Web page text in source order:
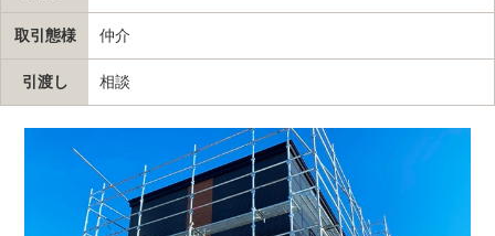
取引態様 仲介
引渡し 相談